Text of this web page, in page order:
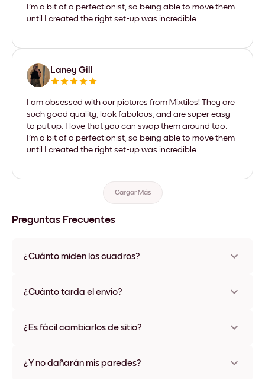
I'm a bit of a perfectionist, so being able to move them
until I created the right set-up was incredible.
Laney Gill
I am obsessed with our pictures from Mixtiles! They are
such good quality, look fabulous, and are super easy
to put up. I love that you can swap them around too.
I'm a bit of a perfectionist, so being able to move them
until I created the right set-up was incredible.
Cargar Más
Preguntas Frecuentes
¿Cuánto miden los cuadros?
varios materiales y colores de marco, incluidas opciones sin
¿Cuánto tarda el envío?
disponibles en algunos países. Te enviaremos un número de
¿Es fácil cambiarlos de sitio?
ningún daño
¿Y no dañarán mis paredes?